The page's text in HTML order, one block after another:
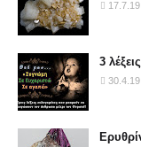
17.7.19
3
30.4.19